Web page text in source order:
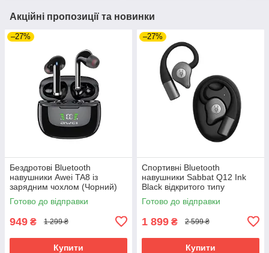
Акційні пропозиції та новинки
–27%
Бездротові Bluetooth
навушники Awei TA8 із
зарядним чохлом (Чорний)
Готово до відправки
949 ₴ 1 299 ₴
Купити
–27%
Спортивні Bluetooth
навушники Sabbat Q12 Ink
Black відкритого типу
(Чорний)
Готово до відправки
1 899 ₴ 2 599 ₴
Купити